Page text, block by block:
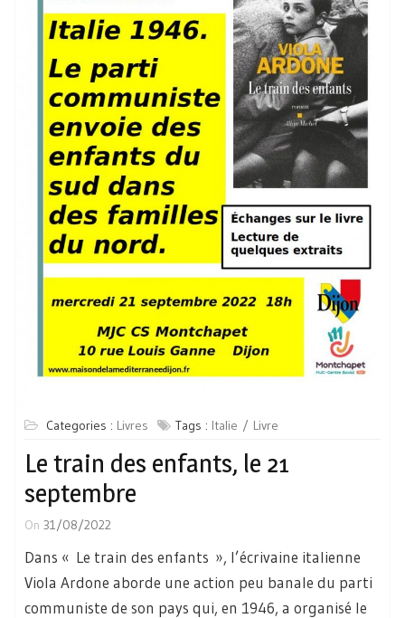
Categories : Livres Tags : Italie Livre
Le train des enfants, le 21
septembre
On 31/08/2022
Dans « Le train des enfants », l’écrivaine italienne
Viola Ardone aborde une action peu banale du parti
communiste de son pays qui, en 1946, a organisé le